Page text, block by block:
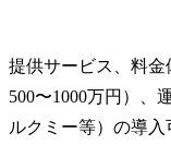
提供サービス、料
500〜1000万円）、
ルクミー等）の導